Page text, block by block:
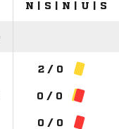
N | S | N | U | S
2 / 0
0 / 0
0 / 0